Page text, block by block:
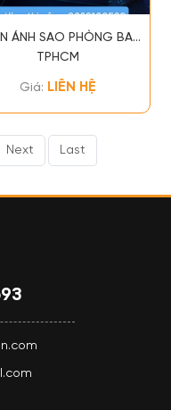
ÁNH SAO PHÒNG BAY
TPHCM
Giá: LIÊN HỆ
Next Last